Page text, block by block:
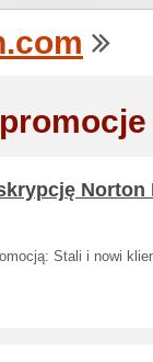
Stali i nowi